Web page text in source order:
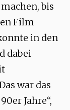
bis
Film
in den
dabei
war das
Jahre“,